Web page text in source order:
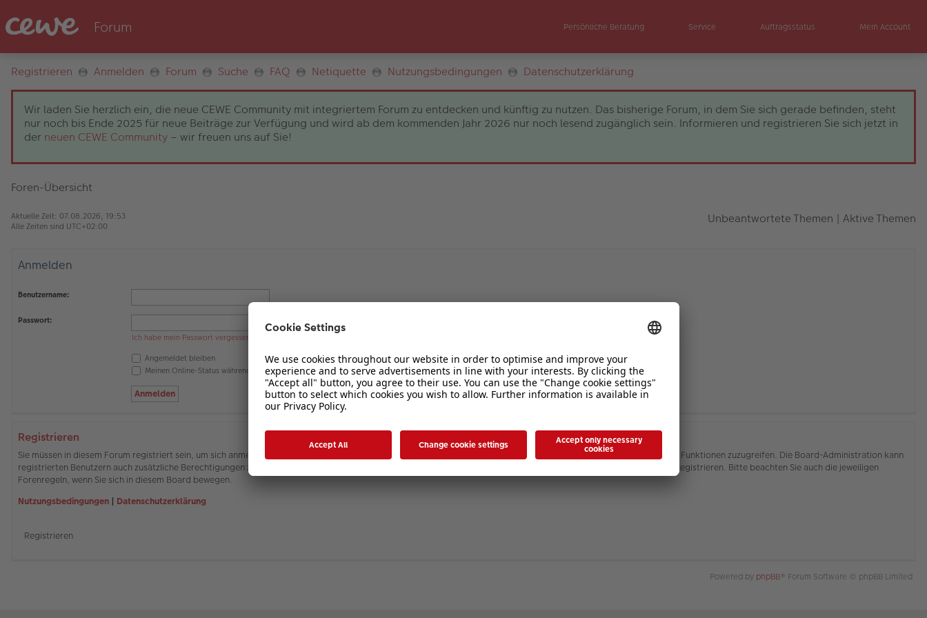
Persönliche Beratung Service Auftragsstatus Mein Account
Registrieren Anmelden Forum Suche FAQ Netiquette Nutzungsbedingungen Datenschutzerklärung
Wir laden Sie herzlich ein, die neue CEWE Community mit integriertem Forum zu entdecken und künftig zu nutzen. Das bisherige Forum, in dem Sie sich gerade befinden, steht
nur noch bis Ende 2025 für neue Beiträge zur Verfügung und wird ab dem kommenden Jahr 2026 nur noch lesend zugänglich sein. Informieren und registrieren Sie sich jetzt in
der neuen CEWE Community – wir freuen uns auf Sie!
Foren-Übersicht
Aktuelle Zeit: 07.08.2026, 19:53
Alle Zeiten sind UTC+02:00 Unbeantwortete Themen | Aktive Themen
Anmelden
Benutzername:
Passwort:
Ich habe mein Passwort vergessen
Angemeldet bleiben
Meinen Online-Status während dieser Sitzung verbergen
Registrieren
Sie müssen in diesem Forum registriert sein, um sich anmelden zu können. Die Registrierung ist in wenigen Augenblicken erledigt und ermöglicht es Ihnen, auf weitere Funktionen zuzugreifen. Die Board-Administration kann
registrierten Benutzern auch zusätzliche Berechtigungen zuweisen. Beachten Sie bitte unsere Nutzungsbedingungen und die verwandten Regelungen, bevor Sie sich registrieren. Bitte beachten Sie auch die jeweiligen
Forenregeln, wenn Sie sich in diesem Board bewegen.
Nutzungsbedingungen | Datenschutzerklärung
Registrieren
Powered by phpBB® Forum Software © phpBB Limited